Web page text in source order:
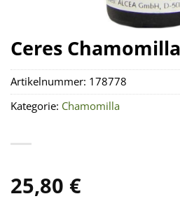
Ceres
25,80 €
Artikelnummer: 178778
Kategorie: Chamomilla